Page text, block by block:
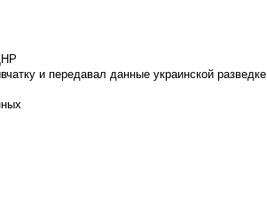
и передавал данные украинской разведке